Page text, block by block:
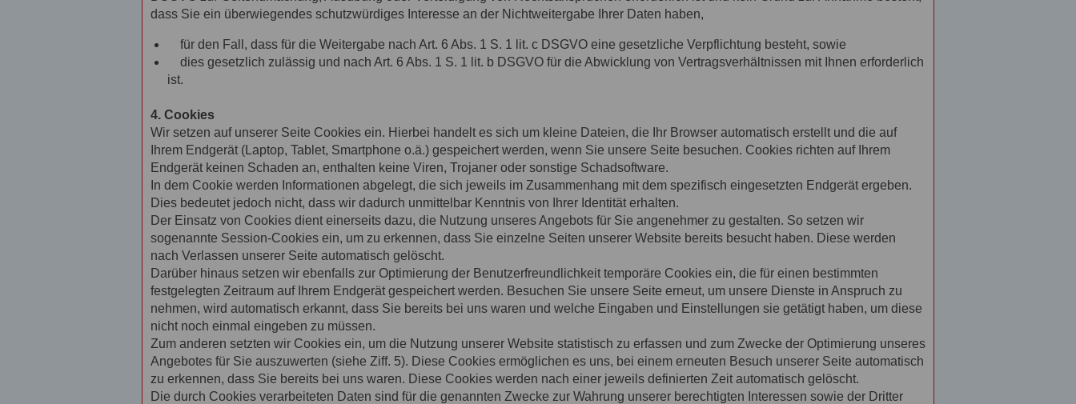
dass Sie ein überwiegendes schutzwürdiges Interesse an der Nichtweitergabe Ihrer Daten haben,
für den Fall, dass für die Weitergabe nach Art. 6 Abs. 1 S. 1 lit. c DSGVO eine gesetzliche Verpflichtung besteht, sowie
dies gesetzlich zulässig und nach Art. 6 Abs. 1 S. 1 lit. b DSGVO für die Abwicklung von Vertragsverhältnissen mit Ihnen erforderlich
ist.
4. Cookies
Wir setzen auf unserer Seite Cookies ein. Hierbei handelt es sich um kleine Dateien, die Ihr Browser automatisch erstellt und die auf
Ihrem Endgerät (Laptop, Tablet, Smartphone o.ä.) gespeichert werden, wenn Sie unsere Seite besuchen. Cookies richten auf Ihrem
Endgerät keinen Schaden an, enthalten keine Viren, Trojaner oder sonstige Schadsoftware.
In dem Cookie werden Informationen abgelegt, die sich jeweils im Zusammenhang mit dem spezifisch eingesetzten Endgerät ergeben.
Dies bedeutet jedoch nicht, dass wir dadurch unmittelbar Kenntnis von Ihrer Identität erhalten.
Der Einsatz von Cookies dient einerseits dazu, die Nutzung unseres Angebots für Sie angenehmer zu gestalten. So setzen wir
sogenannte Session-Cookies ein, um zu erkennen, dass Sie einzelne Seiten unserer Website bereits besucht haben. Diese werden
nach Verlassen unserer Seite automatisch gelöscht.
Darüber hinaus setzen wir ebenfalls zur Optimierung der Benutzerfreundlichkeit temporäre Cookies ein, die für einen bestimmten
festgelegten Zeitraum auf Ihrem Endgerät gespeichert werden. Besuchen Sie unsere Seite erneut, um unsere Dienste in Anspruch zu
nehmen, wird automatisch erkannt, dass Sie bereits bei uns waren und welche Eingaben und Einstellungen sie getätigt haben, um diese
nicht noch einmal eingeben zu müssen.
Zum anderen setzten wir Cookies ein, um die Nutzung unserer Website statistisch zu erfassen und zum Zwecke der Optimierung unseres
Angebotes für Sie auszuwerten (siehe Ziff. 5). Diese Cookies ermöglichen es uns, bei einem erneuten Besuch unserer Seite automatisch
zu erkennen, dass Sie bereits bei uns waren. Diese Cookies werden nach einer jeweils definierten Zeit automatisch gelöscht.
Die durch Cookies verarbeiteten Daten sind für die genannten Zwecke zur Wahrung unserer berechtigten Interessen sowie der Dritter